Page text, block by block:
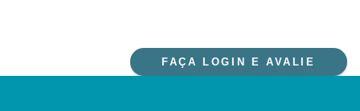
FAÇA LOGIN E AVALIE